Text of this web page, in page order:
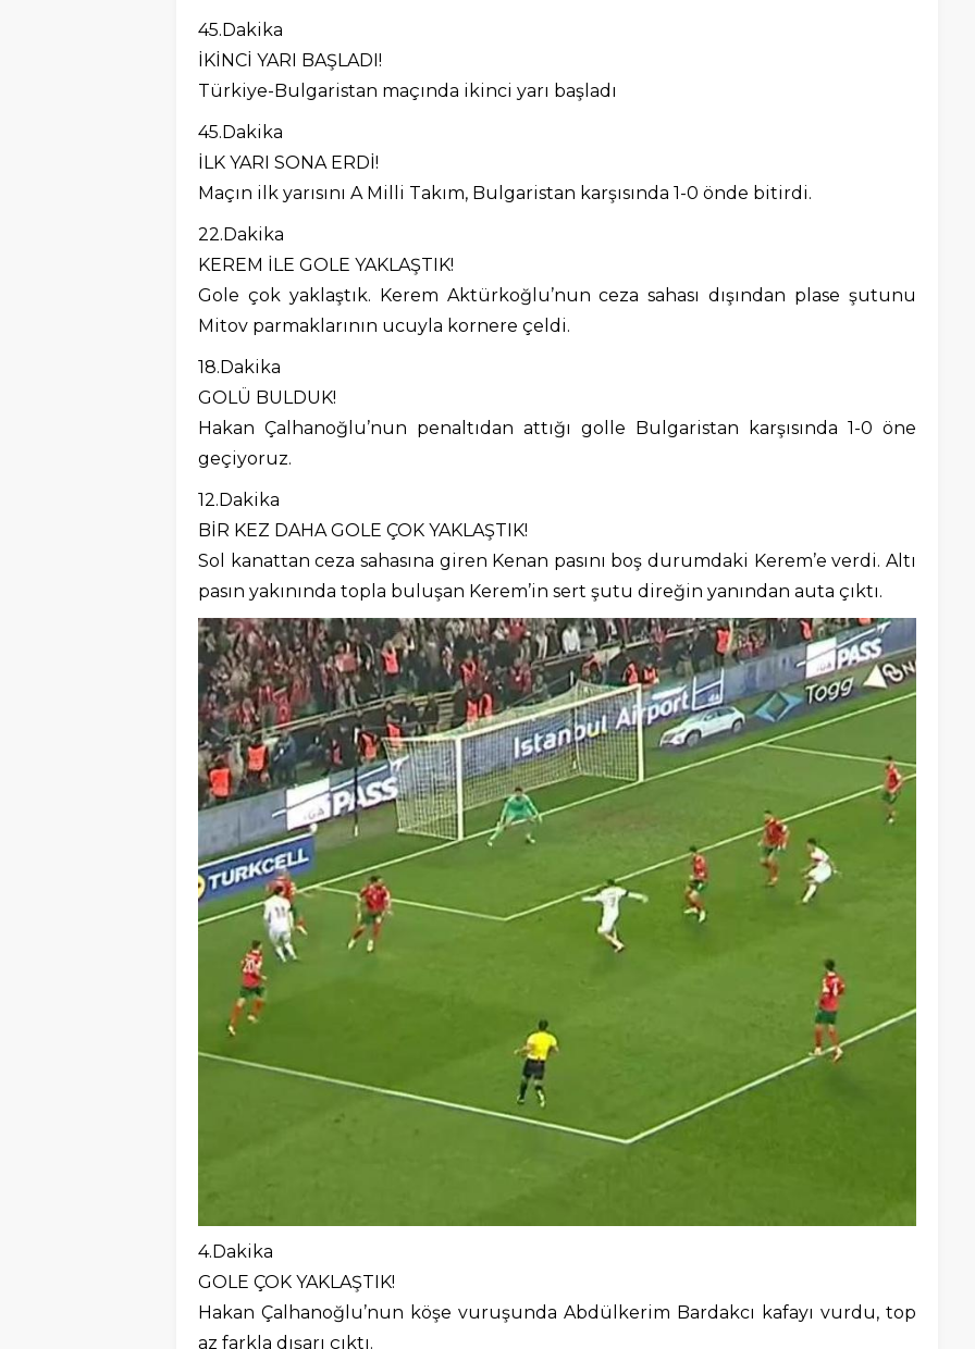
45.Dakika
İKİNCİ YARI BAŞLADI!
Türkiye-Bulgaristan maçında ikinci yarı başladı
45.Dakika
İLK YARI SONA ERDİ!
Maçın ilk yarısını A Milli Takım, Bulgaristan karşısında 1-0 önde bitirdi.
22.Dakika
KEREM İLE GOLE YAKLAŞTIK!
Gole çok yaklaştık. Kerem Aktürkoğlu’nun ceza sahası dışından plase şutunu
Mitov parmaklarının ucuyla kornere çeldi.
18.Dakika
GOLÜ BULDUK!
Hakan Çalhanoğlu’nun penaltıdan attığı golle Bulgaristan karşısında 1-0 öne
geçiyoruz.
12.Dakika
BİR KEZ DAHA GOLE ÇOK YAKLAŞTIK!
Sol kanattan ceza sahasına giren Kenan pasını boş durumdaki Kerem’e verdi. Altı
pasın yakınında topla buluşan Kerem’in sert şutu direğin yanından auta çıktı.
4.Dakika
GOLE ÇOK YAKLAŞTIK!
Hakan Çalhanoğlu’nun köşe vuruşunda Abdülkerim Bardakcı kafayı vurdu, top
az farkla dışarı çıktı.